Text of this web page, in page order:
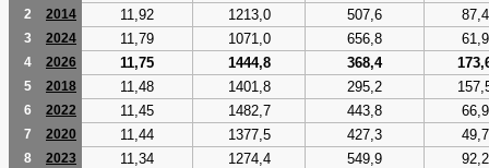
2 2014 11,92 1213,0 507,6 87,4
3 2024 11,79 1071,0 656,8 61,9
4 2026 11,75 1444,8 368,4
5 2018 11,48 1401,8 295,2
6 2022 11,45 1482,7 443,8 66,9
7 2020 11,44 1377,5 427,3 49,7
8 2023 11,34 1274,4 549,9 92,2